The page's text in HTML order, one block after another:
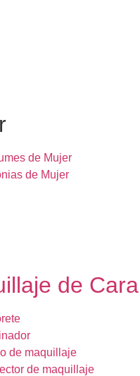
de Mujer
de Mujer
de Cara
de maquillaje
de maquillaje